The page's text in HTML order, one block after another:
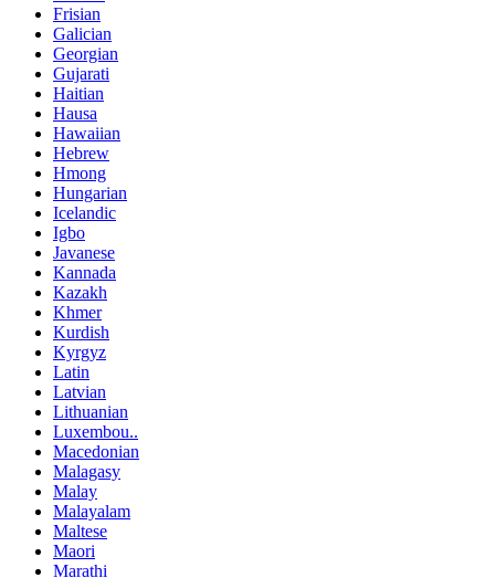
Frisian
Galician
Georgian
Gujarati
Haitian
Hausa
Hawaiian
Hebrew
Hmong
Hungarian
Icelandic
Igbo
Javanese
Kannada
Kazakh
Khmer
Kurdish
Kyrgyz
Latin
Latvian
Lithuanian
Luxembou..
Macedonian
Malagasy
Malay
Malayalam
Maltese
Maori
Marathi